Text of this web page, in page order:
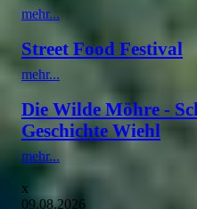
mehr...
Street Food Festival
mehr...
Die Wilde Möhre -
Geschichte Wiehl
mehr...
x
09.08.2026